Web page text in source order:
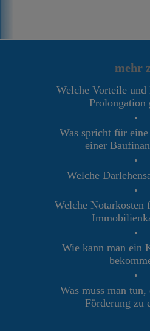
mehr
Welche Vorteile und
Prolongation
•
Was spricht für
einer
•
Welche
•
Welche Notarkosten
•
Wie kann man ein
•
Was muss man
Förderung zu